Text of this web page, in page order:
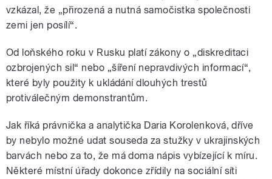
vzkázal, že „přirozená a nutná samočistka společnosti
zemi jen posílí“.
Od loňského roku v Rusku platí zákony o „diskreditaci
ozbrojených sil“ nebo „šíření nepravdivých informací“,
které byly použity k ukládání dlouhých trestů
protiválečným demonstrantům.
Jak říká právnička a analytička Daria Korolenková, dříve
by nebylo možné udat souseda za stužky v ukrajinských
barvách nebo za to, že má doma nápis vybízející k míru.
Některé místní úřady dokonce zřídily na sociální síti